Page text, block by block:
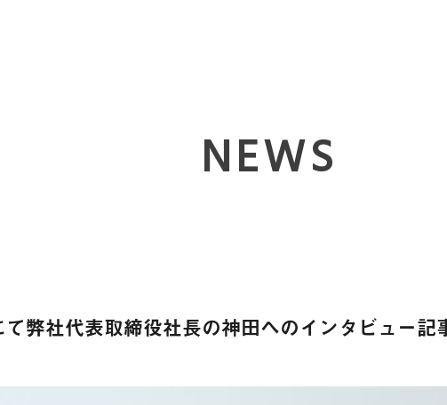
NEWS
て弊社代表取締役社長の神田へのインタビュー記